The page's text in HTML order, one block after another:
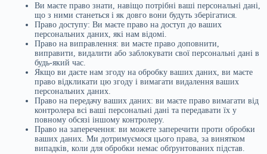
Ви маєте право знати, навіщо потрібні ваші персональні дані,
що з ними станеться і як довго вони будуть зберігатися.
Право доступу: Ви маєте право на доступ до ваших
персональних даних, які нам відомі.
Право на виправлення: ви маєте право доповнити,
виправити, видалити або заблокувати свої персональні дані в
будь-який час.
Якщо ви даєте нам згоду на обробку ваших даних, ви маєте
право відкликати цю згоду і вимагати видалення ваших
персональних даних.
Право на передачу ваших даних: ви маєте право вимагати від
контролера всі ваші персональні дані та передавати їх у
повному обсязі іншому контролеру.
Право на заперечення: ви можете заперечити проти обробки
ваших даних. Ми дотримуємося цього права, за винятком
випадків, коли для обробки немає обґрунтованих підстав.